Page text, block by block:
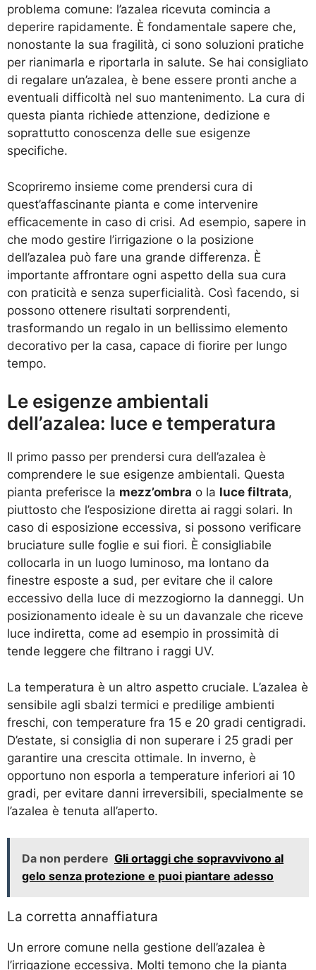
problema comune: l’azalea ricevuta comincia a
deperire rapidamente. È fondamentale sapere che,
nonostante la sua fragilità, ci sono soluzioni pratiche
per rianimarla e riportarla in salute. Se hai consigliato
di regalare un’azalea, è bene essere pronti anche a
eventuali difficoltà nel suo mantenimento. La cura di
questa pianta richiede attenzione, dedizione e
soprattutto conoscenza delle sue esigenze
specifiche.
Scopriremo insieme come prendersi cura di
quest’affascinante pianta e come intervenire
efficacemente in caso di crisi. Ad esempio, sapere in
che modo gestire l’irrigazione o la posizione
dell’azalea può fare una grande differenza. È
importante affrontare ogni aspetto della sua cura
con praticità e senza superficialità. Così facendo, si
possono ottenere risultati sorprendenti,
trasformando un regalo in un bellissimo elemento
decorativo per la casa, capace di fiorire per lungo
tempo.
Le esigenze ambientali
dell’azalea: luce e temperatura
Il primo passo per prendersi cura dell’azalea è
comprendere le sue esigenze ambientali. Questa
pianta preferisce la mezz’ombra o la luce filtrata,
piuttosto che l’esposizione diretta ai raggi solari. In
caso di esposizione eccessiva, si possono verificare
bruciature sulle foglie e sui fiori. È consigliabile
collocarla in un luogo luminoso, ma lontano da
finestre esposte a sud, per evitare che il calore
eccessivo della luce di mezzogiorno la danneggi. Un
posizionamento ideale è su un davanzale che riceve
luce indiretta, come ad esempio in prossimità di
tende leggere che filtrano i raggi UV.
La temperatura è un altro aspetto cruciale. L’azalea è
sensibile agli sbalzi termici e predilige ambienti
freschi, con temperature fra 15 e 20 gradi centigradi.
D’estate, si consiglia di non superare i 25 gradi per
garantire una crescita ottimale. In inverno, è
opportuno non esporla a temperature inferiori ai 10
gradi, per evitare danni irreversibili, specialmente se
l’azalea è tenuta all’aperto.
Da non perdere Gli ortaggi che sopravvivono al
gelo senza protezione e puoi piantare adesso
La corretta annaffiatura
Un errore comune nella gestione dell’azalea è
l’irrigazione eccessiva. Molti temono che la pianta